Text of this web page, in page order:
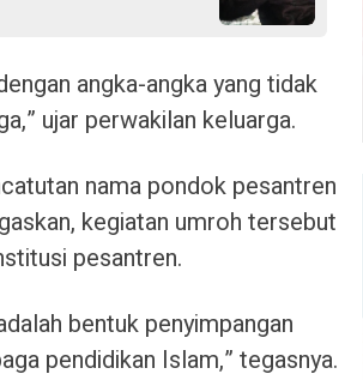
angka-angka yang tidak
ujar perwakilan keluarga.
nama pondok pesantren
kegiatan umroh tersebut
pesantren.
bentuk penyimpangan
pendidikan Islam,” tegasnya.